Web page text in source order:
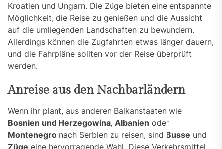
Kroatien und Ungarn. Die Züge bieten eine entspannte
Möglichkeit, die Reise zu genießen und die Aussicht
auf die umliegenden Landschaften zu bewundern.
Allerdings können die Zugfahrten etwas länger dauern,
und die Fahrpläne sollten vor der Reise überprüft
werden.
Anreise aus den Nachbarländern
Wenn ihr plant, aus anderen Balkanstaaten wie
Bosnien und Herzegowina, Albanien oder
Montenegro nach Serbien zu reisen, sind Busse und
Züge eine hervorragende Wahl. Diese Verkehrsmittel